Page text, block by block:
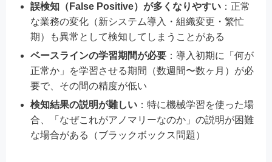
誤検知（False Positive）が多くなりやすい ：正常
な業務の変化（新システム導入・組織変更・繁忙
期）も異常として検知してしまうことがある
ベースラインの学習期間が必要 ：導入初期に「何が
正常か」を学習させる期間（数週間〜数ヶ月）が必
要で、その間の精度が低い
検知結果の説明が難しい ：特に機械学習を使った場
合、「なぜこれがアノマリーなのか」の説明が困難
な場合がある（ブラックボックス問題）